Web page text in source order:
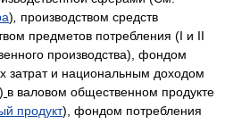
)
производством средств
предметов потребления (I и II
производства), фондом
затрат и национальным доходом
) в валовом общественном продукте
продукт), фондом потребления